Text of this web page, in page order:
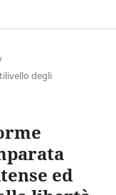
degli
ed